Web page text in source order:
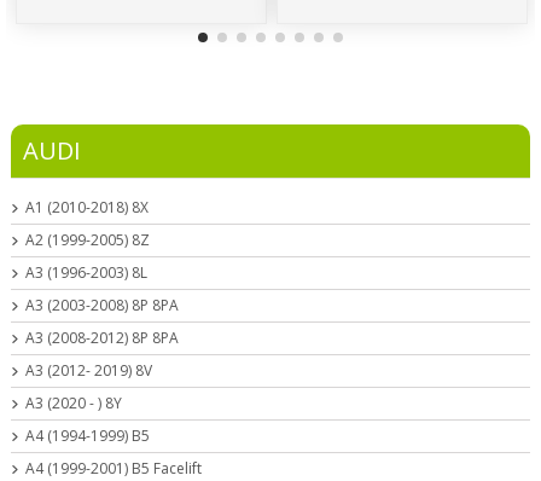
AUDI
A1 (2010-2018) 8X
A2 (1999-2005) 8Z
A3 (1996-2003) 8L
A3 (2003-2008) 8P 8PA
A3 (2008-2012) 8P 8PA
A3 (2012- 2019) 8V
A3 (2020 - ) 8Y
A4 (1994-1999) B5
A4 (1999-2001) B5 Facelift